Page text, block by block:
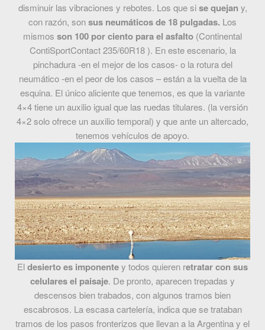
disminuir las vibraciones y rebotes. Los que sise quejan y,
con razón, sonsus neumáticos de 18 pulgadas. Los
mismos son 100 por ciento para el asfalto (Continental
ContiSportContact 235/60R18 ). En este escenario, la
pinchadura -en el mejor de los casos- o la rotura del
neumático -en el peor de los casos – están a la vuelta de la
esquina. El único aliciente que tenemos, es que la variante
4×4 tiene un auxilio igual que las ruedas titulares. (la versión
4×2 solo ofrece un auxilio temporal) y que ante un altercado,
tenemos vehículos de apoyo.
Eldesierto es imponentey todos quieren retratar con sus
celulares el paisaje. De pronto, aparecen trepadas y
descensos bien trabados, con algunos tramos bien
escabrosos. La escasa cartelería, indica que se trataban
tramos de los pasos fronterizos que llevan a la Argentina y el